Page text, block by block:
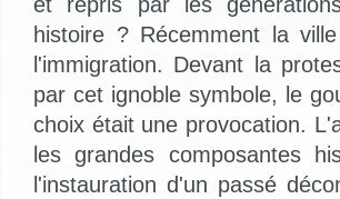
histoire ? Récemment la
l'immigration. Devant la
par cet ignoble symbole, le
choix était une provocation.
les grandes composantes
l'instauration d'un passé